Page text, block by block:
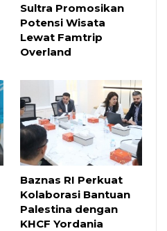
Sultra Promosikan
Potensi Wisata
Lewat Famtrip
Overland
Baznas RI Perkuat
Kolaborasi Bantuan
Palestina dengan
KHCF Yordania